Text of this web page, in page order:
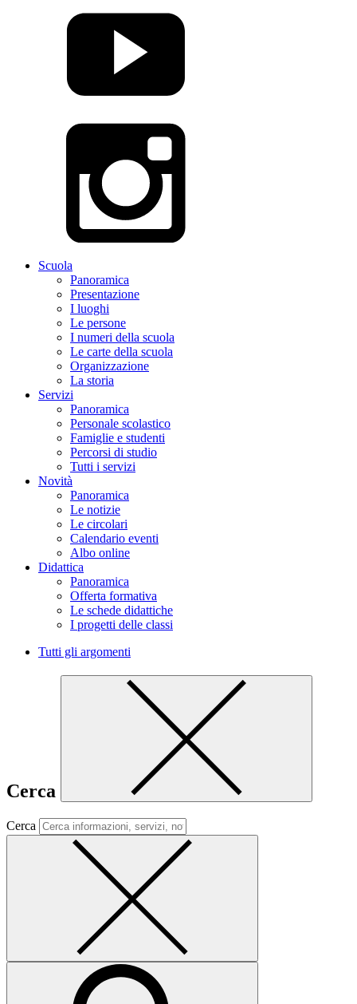
Scuola
Panoramica
Presentazione
I luoghi
Le persone
I numeri della scuola
Le carte della scuola
Organizzazione
La storia
Servizi
Panoramica
Personale scolastico
Famiglie e studenti
Percorsi di studio
Tutti i servizi
Novità
Panoramica
Le notizie
Le circolari
Calendario eventi
Albo online
Didattica
Panoramica
Offerta formativa
Le schede didattiche
I progetti delle classi
Tutti gli argomenti
Cerca
Cerca